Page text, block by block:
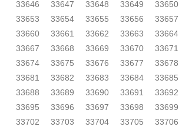
33646 33647 33648 33649 33650
33653
33654 33655 33656 33657
33660
33661 33662 33663 33664
33667
33668 33669 33670 33671
33674
33675 33676 33677 33678
33681
33682 33683 33684 33685
33688
33689 33690 33691 33692
33695
33696 33697 33698 33699
33702
33703 33704 33705 33706